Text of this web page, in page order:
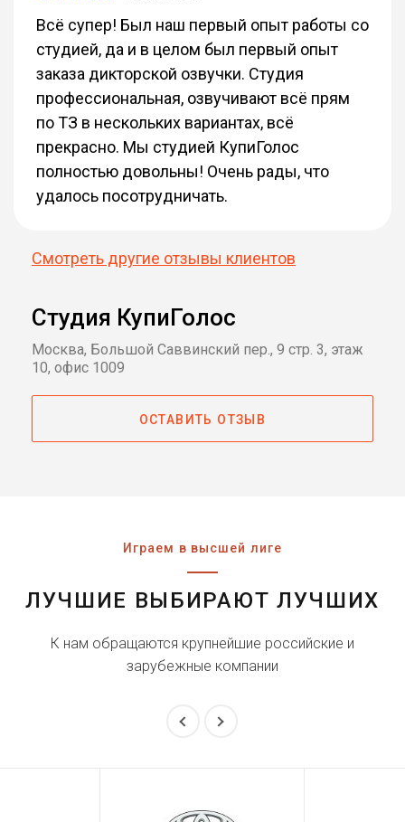
Всё супер! Был наш первый опыт работы со
студией, да и в целом был первый опыт
заказа дикторской озвучки. Студия
профессиональная, озвучивают всё прям
по ТЗ в нескольких вариантах, всё
прекрасно. Мы студией КупиГолос
полностью довольны! Очень рады, что
удалось посотрудничать.
Смотреть другие отзывы клиентов
Студия КупиГолос
Москва, Большой Саввинский пер., 9 стр. 3, этаж
10, офис 1009
ОСТАВИТЬ ОТЗЫВ
Играем в высшей лиге
ЛУЧШИЕ ВЫБИРАЮТ ЛУЧШИХ
К нам обращаются крупнейшие российские и
зарубежные компании